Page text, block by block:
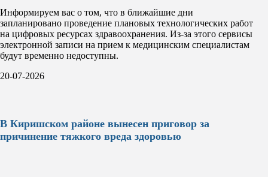
Информируем вас о том, что в ближайшие дни
запланировано проведение плановых технологических работ
на цифровых ресурсах здравоохранения. Из-за этого сервисы
электронной записи на прием к медицинским специалистам
будут временно недоступны.
20-07-2026
В Киришском районе вынесен приговор за
причинение тяжкого вреда здоровью